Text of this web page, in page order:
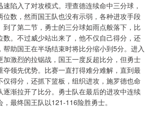
陷入了对攻模式。理查德连续命中三分球，
位数，然而国王队也没有示弱，各种进攻手段
到了第二节，勇士的三分球如雨点般落下，比
数。不过威少站出来了，他不仅自己得分，还
助国王在半场结束时将比分缩小到5分。进入
加激烈的拉锯战，国王一度反超比分，但勇士
夺领先优势。比赛一直打得难分难解，直到最
仅得分，还抓下篮板，组织进攻，施罗德也命
逐渐拉开了比分。勇士队在最后的进攻中连续
最终国王队以121-116险胜勇士。